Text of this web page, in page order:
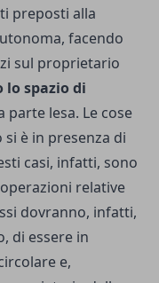
preposti alla
facendo
sul proprietario
lo spazio di
parte lesa. Le cose
è in presenza di
casi, infatti, sono
relative
dovranno, infatti,
di essere in
e,